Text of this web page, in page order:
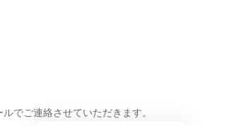
でご連絡させていただきます。